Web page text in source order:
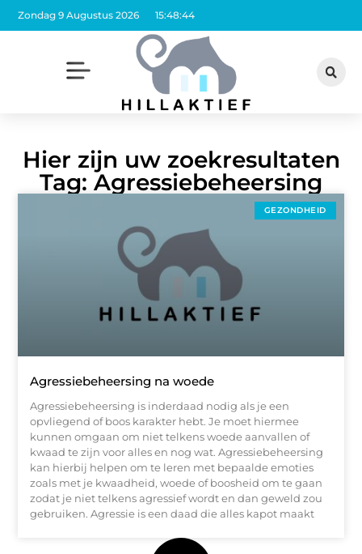
Zondag 9 Augustus 2026 15:48:45
Hier zijn uw zoekresultaten
Tag: Agressiebeheersing
GEZONDHEID
Agressiebeheersing na woede
Agressiebeheersing is inderdaad nodig als je een
opvliegend of boos karakter hebt. Je moet hiermee
kunnen omgaan om niet telkens woede aanvallen of
kwaad te zijn voor alles en nog wat. Agressiebeheersing
kan hierbij helpen om te leren met bepaalde emoties
zoals met je kwaadheid, woede of boosheid om te gaan
zodat je niet telkens agressief wordt en dan geweld zou
gebruiken. Agressie is een daad die alles kapot maakt